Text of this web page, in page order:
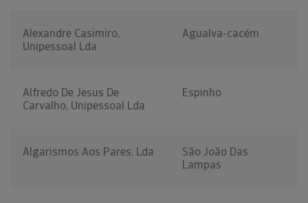
Alexandre Casimiro,
Unipessoal Lda
Agualva-cacém
Alfredo De Jesus De
Carvalho, Unipessoal Lda
Espinho
Algarismos Aos Pares, Lda
São João Das
Lampas